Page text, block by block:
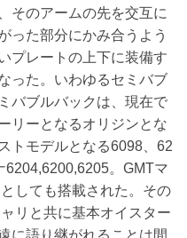
そのアームの先を交互に
った部分にかみ合うよう
プレートの上下に装備す
った。いわゆるセミバブ
バブルバックは、現在で
リーとなるオリジンとな
トモデルとなる6098、62
。GMTマ
しても搭載された。その
リと共に基本オイスター
に語り継がれることは間